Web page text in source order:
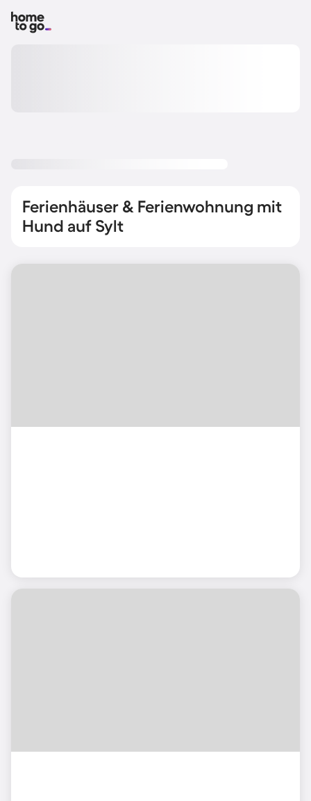
Ferienhäuser & Ferienwohnung mit
Hund auf Sylt